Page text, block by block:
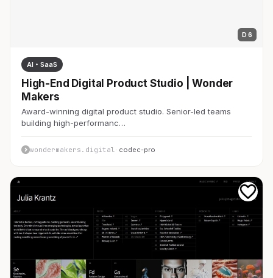
D 6
AI・SaaS
High-End Digital Product Studio | Wonder
Makers
Award-winning digital product studio. Senior-led teams
building high-performanc…
wondermakers.digital · codec-pro